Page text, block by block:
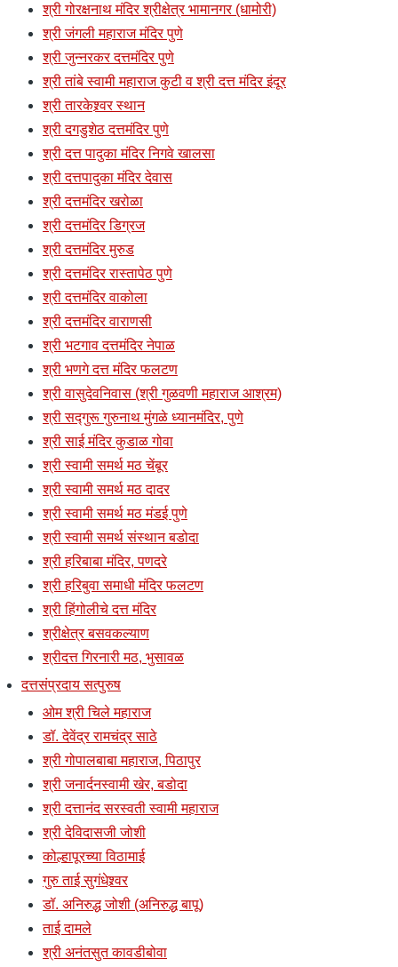
श्री गोरक्षनाथ मंदिर श्रीक्षेत्र भामानगर (धामोरी)
श्री जंगली महाराज मंदिर पुणे
श्री जुन्नरकर दत्तमंदिर पुणे
श्री तांबे स्वामी महाराज कुटी व श्री दत्त मंदिर इंदूर
श्री तारकेश्र्वर स्थान
श्री दगडुशेठ दत्तमंदिर पुणे
श्री दत्त पादुका मंदिर निगवे खालसा
श्री दत्तपादुका मंदिर देवास
श्री दत्तमंदिर खरोळा
श्री दत्तमंदिर डिग्रज
श्री दत्तमंदिर मुरुड
श्री दत्तमंदिर रास्तापेठ पुणे
श्री दत्तमंदिर वाकोला
श्री दत्तमंदिर वाराणसी
श्री भटगाव दत्तमंदिर नेपाळ
श्री भणगे दत्त मंदिर फलटण
श्री वासुदेवनिवास (श्री गुळवणी महाराज आश्रम)
श्री सद्गुरू गुरुनाथ मुंगळे ध्यानमंदिर, पुणे
श्री साई मंदिर कुडाळ गोवा
श्री स्वामी समर्थ मठ चेंबूर
श्री स्वामी समर्थ मठ दादर
श्री स्वामी समर्थ मठ मंडई पुणे
श्री स्वामी समर्थ संस्थान बडोदा
श्री हरिबाबा मंदिर, पणदरे
श्री हरिबुवा समाधी मंदिर फलटण
श्री हिंगोलीचे दत्त मंदिर
श्रीक्षेत्र बसवकल्याण
श्रीदत्त गिरनारी मठ, भुसावळ
दत्तसंप्रदाय सत्पुरुष
ओम श्री चिले महाराज
डॉ. देवेंद्र रामचंद्र साठे
श्री गोपालबाबा महाराज, पिठापुर
श्री जनार्दनस्वामी खेर, बडोदा
श्री दत्तानंद सरस्वती स्वामी महाराज
श्री देविदासजी जोशी
कोल्हापूरच्या विठामाई
गुरु ताई सुगंधेश्र्वर
डॉ. अनिरुद्ध जोशी (अनिरुद्ध बापू)
ताई दामले
श्री अनंतसुत कावडीबोवा